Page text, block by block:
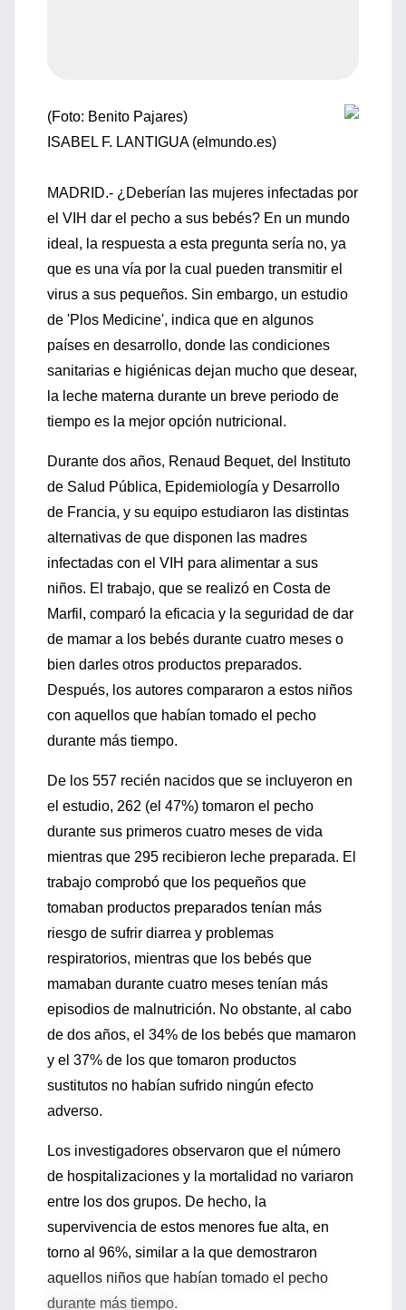
(Foto: Benito Pajares)
ISABEL F. LANTIGUA (elmundo.es)
MADRID.- ¿Deberían las mujeres infectadas por
el VIH dar el pecho a sus bebés? En un mundo
ideal, la respuesta a esta pregunta sería no, ya
que es una vía por la cual pueden transmitir el
virus a sus pequeños. Sin embargo, un estudio
de 'Plos Medicine', indica que en algunos
países en desarrollo, donde las condiciones
sanitarias e higiénicas dejan mucho que desear,
la leche materna durante un breve periodo de
tiempo es la mejor opción nutricional.
Durante dos años, Renaud Bequet, del Instituto
de Salud Pública, Epidemiología y Desarrollo
de Francia, y su equipo estudiaron las distintas
alternativas de que disponen las madres
infectadas con el VIH para alimentar a sus
niños. El trabajo, que se realizó en Costa de
Marfil, comparó la eficacia y la seguridad de dar
de mamar a los bebés durante cuatro meses o
bien darles otros productos preparados.
Después, los autores compararon a estos niños
con aquellos que habían tomado el pecho
durante más tiempo.
De los 557 recién nacidos que se incluyeron en
el estudio, 262 (el 47%) tomaron el pecho
durante sus primeros cuatro meses de vida
mientras que 295 recibieron leche preparada. El
trabajo comprobó que los pequeños que
tomaban productos preparados tenían más
riesgo de sufrir diarrea y problemas
respiratorios, mientras que los bebés que
mamaban durante cuatro meses tenían más
episodios de malnutrición. No obstante, al cabo
de dos años, el 34% de los bebés que mamaron
y el 37% de los que tomaron productos
sustitutos no habían sufrido ningún efecto
adverso.
Los investigadores observaron que el número
de hospitalizaciones y la mortalidad no variaron
entre los dos grupos. De hecho, la
supervivencia de estos menores fue alta, en
torno al 96%, similar a la que demostraron
aquellos niños que habían tomado el pecho
durante más tiempo.